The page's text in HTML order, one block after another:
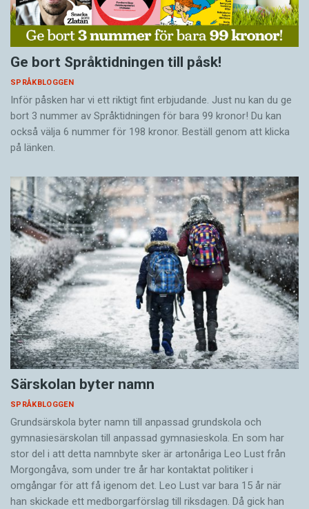
Ge bort Språktidningen till påsk!
SPRÅKBLOGGEN
Inför påsken har vi ett riktigt fint erbjudande. Just nu kan du ge
bort 3 nummer av Språktidningen för bara 99 kronor! Du kan
också välja 6 nummer för 198 kronor. Beställ genom att klicka
på länken.
Särskolan byter namn
SPRÅKBLOGGEN
Grundsärskola byter namn till anpassad grundskola och
gymnasiesärskolan till anpassad gymnasieskola. En som har
stor del i att detta namnbyte sker är artonåriga Leo Lust från
Morgongåva, som under tre år har kontaktat politiker i
omgångar för att få igenom det. Leo Lust var bara 15 år när
han skickade ett medborgarförslag till riksdagen. Då gick han